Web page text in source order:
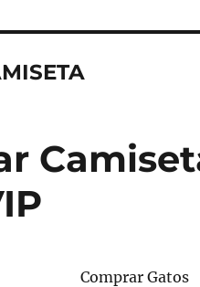
Comprar Gatos